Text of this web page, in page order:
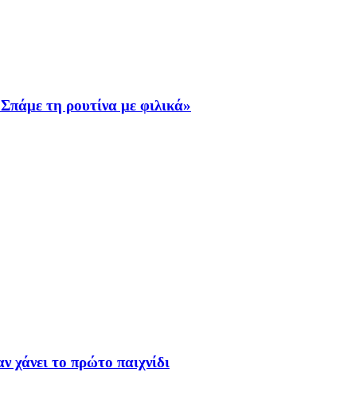
τη ρουτίνα με φιλικά»
το πρώτο παιχνίδι